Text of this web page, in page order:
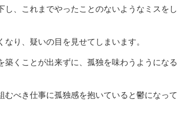
、これまでやったことのないようなミスをし
り、疑いの目を見せてしまいます。
くことが出来ずに、孤独を味わうようになる
べき仕事に孤独感を抱いていると鬱になって